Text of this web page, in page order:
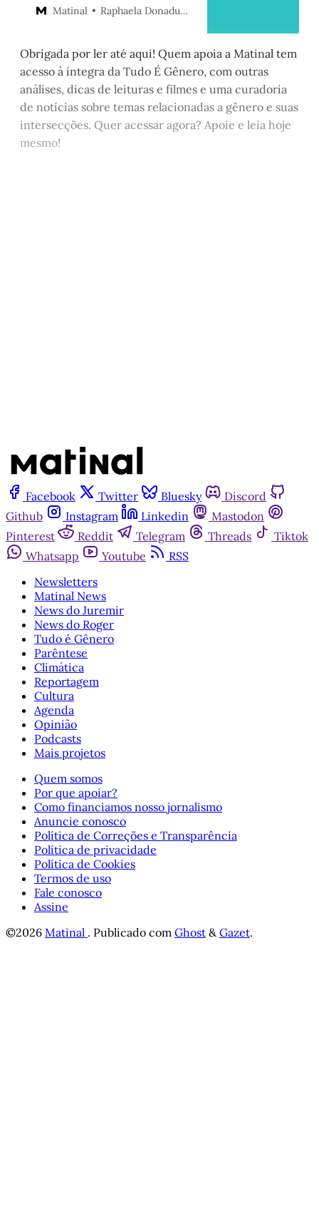
Matinal
Raphaela Donaduce Flores
Obrigada por ler até aqui! Quem apoia a Matinal tem
acesso à íntegra da Tudo É Gênero, com outras
análises, dicas de leituras e filmes e uma curadoria
de notícias sobre temas relacionadas a gênero e suas
intersecções. Quer acessar agora? Apoie e leia hoje
mesmo!
Facebook Twitter Bluesky
Discord
Github
Instagram Linkedin
Mastodon
Pinterest
Reddit Telegram Threads
Tiktok
Whatsapp
Youtube
RSS
Newsletters
Matinal News
News do Juremir
News do Roger
Tudo é Gênero
Parêntese
Climática
Reportagem
Cultura
Agenda
Opinião
Podcasts
Mais projetos
Quem somos
Por que apoiar?
Como financiamos nosso jornalismo
Anuncie conosco
Política de Correções e Transparência
Política de privacidade
Política de Cookies
Termos de uso
Fale conosco
Assine
©2026 Matinal . Publicado com Ghost &Gazet.